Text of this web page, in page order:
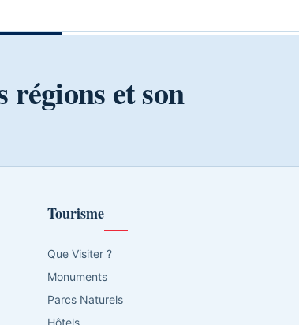
régions et son
Tourisme
Que Visiter ?
Monuments
Parcs Naturels